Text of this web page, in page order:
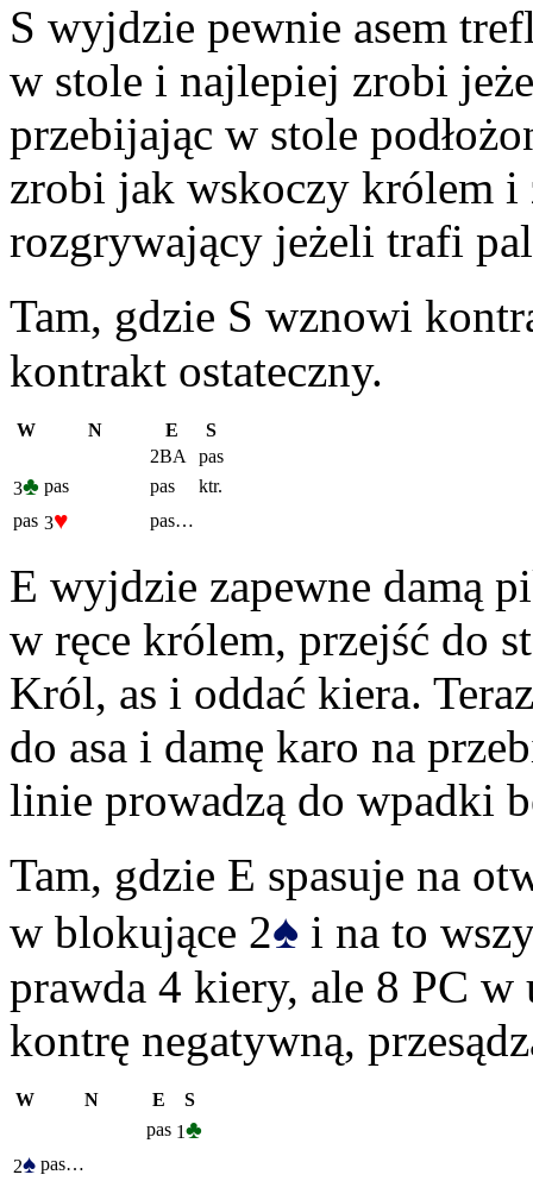
S wyjdzie pewnie asem
w stole i najlepiej zrobi
przebijając w stole
zrobi jak wskoczy królem i
rozgrywający jeżeli trafi
Tam, gdzie S wznowi
kontrakt ostateczny.
W N E
S
2BA
pas
3♣ pas pas
ktr.
pas 3♥ pas…
E wyjdzie zapewne damą
w ręce królem, przejść do
Król, as i oddać kiera.
do asa i damę karo na
linie prowadzą do wpadki
Tam, gdzie E spasuje na
w blokujące 2♠ i na to
prawda 4 kiery, ale 8 PC w
kontrę negatywną,
W N E
S
pas 1♣
2♠ pas…